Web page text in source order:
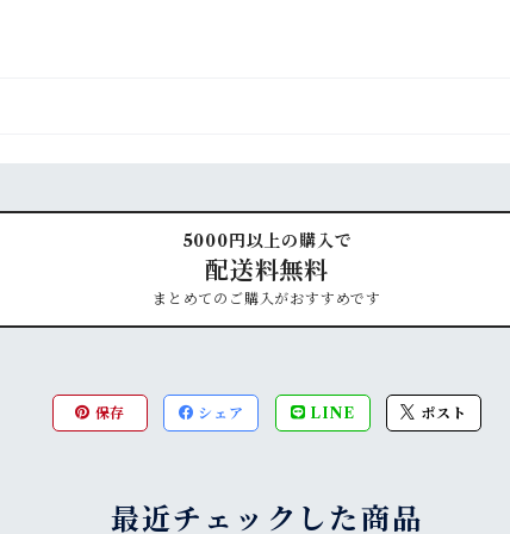
5000円以上の購入で
配送料無料
まとめてのご購入がおすすめです
保存 シェア LINE ポスト
最近チェックした商品